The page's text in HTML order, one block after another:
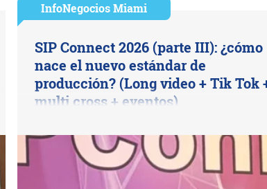
InfoNegocios Miami
SIP Connect 2026 (parte III): ¿cómo
nace el nuevo estándar de
producción? (Long video + Tik Tok
multi cross + eventos)